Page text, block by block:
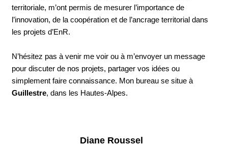
territoriale, m’ont permis de mesurer l’importance de
l’innovation, de la coopération et de l’ancrage territorial dans
les projets d’EnR.
N’hésitez pas à venir me voir ou à m’envoyer un message
pour discuter de nos projets, partager vos idées ou
simplement faire connaissance. Mon bureau se situe à
Guillestre, dans les Hautes-Alpes.
Diane Roussel